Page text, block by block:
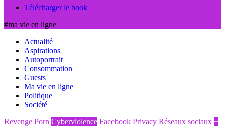
Télécharger le book
#ma vie en ligne
Actualité
Aspirations
Autoportrait
Consommation
Guests
Ma vie en ligne
Politique
Société
Revenge Porn Cyberviolence Facebook Privacy Réseaux sociaux +